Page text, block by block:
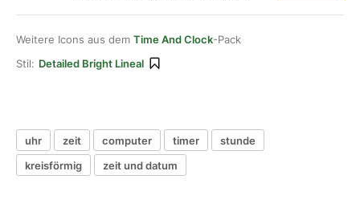
Weitere Icons aus dem Time And Clock-Pack
Stil: Detailed Bright Lineal
uhr zeit computer timer
stunde
kreisförmig
zeit und datum